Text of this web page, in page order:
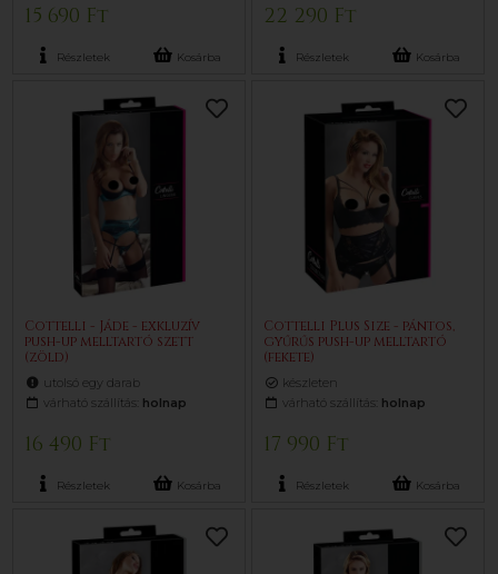
15 690 Ft
Részletek Kosárba
22 290 Ft
Részletek Kosárba
Cottelli - Jáde - exkluzív
push-up melltartó szett
(zöld)
utolsó egy darab
várható szállítás: holnap
16 490 Ft
Részletek Kosárba
Cottelli Plus Size - pántos,
gyűrűs push-up melltartó
(fekete)
készleten
várható szállítás: holnap
17 990 Ft
Részletek Kosárba